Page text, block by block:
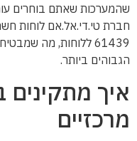
שהמערכות שאתם בוחרים
61439 ללוחות, מה
הגבוהים ביותר.
איך
מרכזיים